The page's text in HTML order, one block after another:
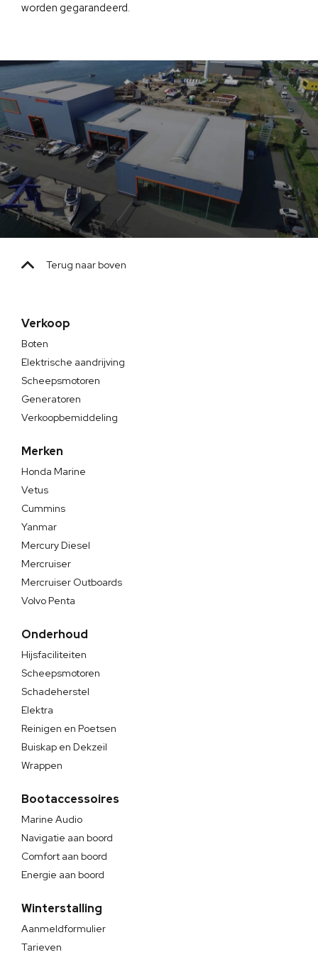
worden gegarandeerd.
Terug naar boven
Verkoop
Boten
Elektrische aandrijving
Scheepsmotoren
Generatoren
Verkoopbemiddeling
Merken
Honda Marine
Vetus
Cummins
Yanmar
Mercury Diesel
Mercruiser
Mercruiser Outboards
Volvo Penta
Onderhoud
Hijsfaciliteiten
Scheepsmotoren
Schadeherstel
Elektra
Reinigen en Poetsen
Buiskap en Dekzeil
Wrappen
Bootaccessoires
Marine Audio
Navigatie aan boord
Comfort aan boord
Energie aan boord
Winterstalling
Aanmeldformulier
Tarieven